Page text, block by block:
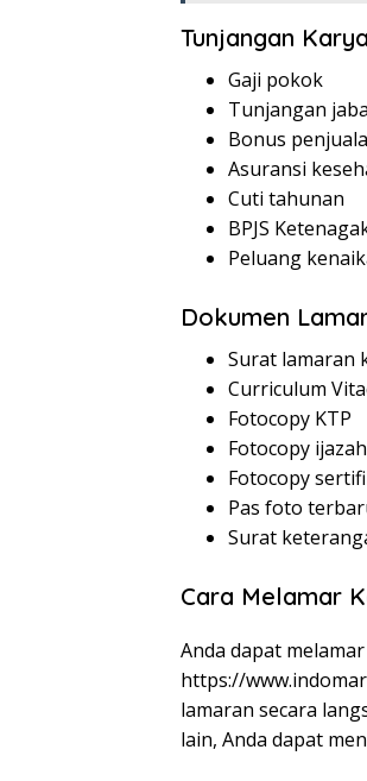
Tunjangan
Gaji pokok
Tunjangan
Bonus
Asuransi
Cuti tahunan
BPJS
Peluang
Dokumen
Surat lamaran
Curriculum
Fotocopy KTP
Fotocopy
Fotocopy
Pas foto
Surat
Cara Melamar
Anda dapat
https://
lamaran secara
lain, Anda dapat